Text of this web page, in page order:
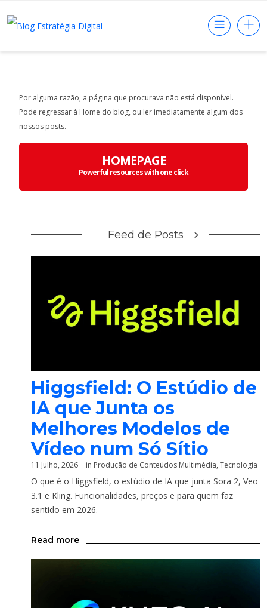
Por alguma razão, a página que procurava não está disponível.
Pode regressar à Home do blog, ou ler imediatamente algum dos
nossos posts.
HOMEPAGE
Powerful resources with one click
Feed de Posts
Higgsfield: O Estúdio de
IA que Junta os
Melhores Modelos de
Vídeo num Só Sítio
11 Julho, 2026 in Produção de Conteúdos Multimédia, Tecnologia
O que é o Higgsfield, o estúdio de IA que junta Sora 2, Veo
3.1 e Kling. Funcionalidades, preços e para quem faz
sentido em 2026.
Read more